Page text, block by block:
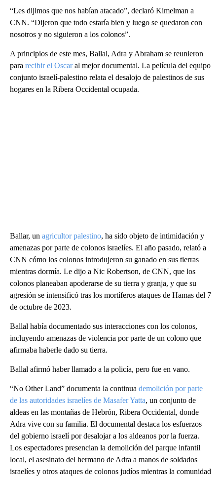
“Les dijimos que nos habían atacado”, declaró Kimelman a
CNN. “Dijeron que todo estaría bien y luego se quedaron con
nosotros y no siguieron a los colonos”.
A principios de este mes, Ballal, Adra y Abraham se reunieron
para recibir el Oscaral mejor documental. La película del equipo
conjunto israelí-palestino relata el desalojo de palestinos de sus
hogares en la Ribera Occidental ocupada.
Ballar, un agricultor palestino, ha sido objeto de intimidación y
amenazas por parte de colonos israelíes. El año pasado, relató a
CNN cómo los colonos introdujeron su ganado en sus tierras
mientras dormía. Le dijo a Nic Robertson, de CNN, que los
colonos planeaban apoderarse de su tierra y granja, y que su
agresión se intensificó tras los mortíferos ataques de Hamas del 7
de octubre de 2023.
Ballal había documentado sus interacciones con los colonos,
incluyendo amenazas de violencia por parte de un colono que
afirmaba haberle dado su tierra.
Ballal afirmó haber llamado a la policía, pero fue en vano.
“No Other Land” documenta la continua demolición por parte
de las autoridades israelíes de Masafer Yatta, un conjunto de
aldeas en las montañas de Hebrón, Ribera Occidental, donde
Adra vive con su familia. El documental destaca los esfuerzos
del gobierno israelí por desalojar a los aldeanos por la fuerza.
Los espectadores presencian la demolición del parque infantil
local, el asesinato del hermano de Adra a manos de soldados
israelíes y otros ataques de colonos judíos mientras la comunidad